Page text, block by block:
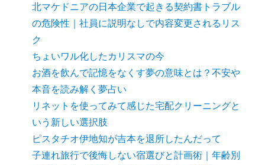
北マケドニアの日本企業で起きる契約書トラブル
の危険性｜社員に説明なしで内容変更されるリス
ク
ちょいワル化したカリスマの今
お酒を飲んで記憶をなくす夢の意味とは？不安や
本音を読み解く夢占い
リネットを使ってみて感じた宅配クリーニングと
いう新しい選択肢
ピスタチオ伊地知が吉本を退所したんだって
子連れ旅行で後悔しない宿選びと計画術｜年齢別